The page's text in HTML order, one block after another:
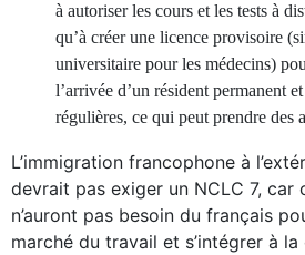
à autoriser les cours et les tests à
qu’à créer une licence provisoire
universitaire pour les médecins)
l’arrivée d’un résident permanent
régulières, ce qui peut prendre des
L’immigration francophone à
devrait pas exiger un NCLC 7, car
n’auront pas besoin du français
marché du travail et s’intégrer à la